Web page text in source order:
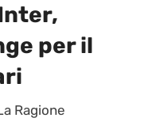
per il
Ragione